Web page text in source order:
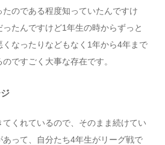
のである程度知っていたんですけ
たんですけど1年生の時からずっと
なったりなどもなく1年から4年まで
ですごく大事な存在です。
くれているので、そのまま続けてい
あって、自分たち4年生がリーグ戦で